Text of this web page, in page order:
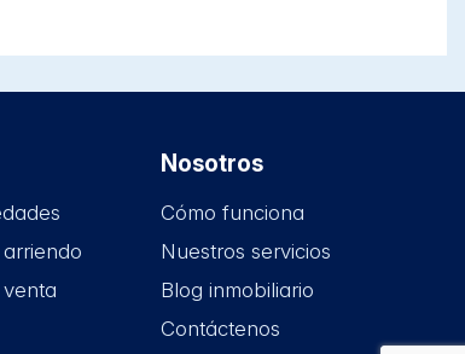
Nosotros
Cómo funciona
Nuestros servicios
Blog inmobiliario
Contáctenos